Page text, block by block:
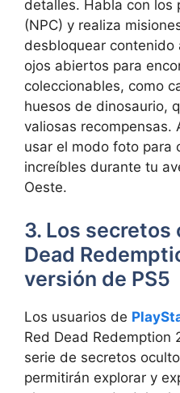
detalles. Habla con los
(NPC) y realiza
desbloquear contenido
ojos abiertos para
coleccionables, como
huesos de dinosaurio,
valiosas recompensas.
usar el modo foto para
increíbles durante tu
Oeste.
3. Los secretos
Dead
versión de PS5
Los usuarios de
Red Dead Redemption
serie de secretos
permitirán explorar y